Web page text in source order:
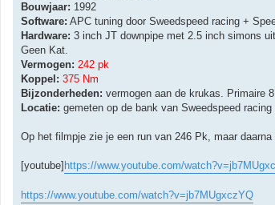
c
h
Bouwjaar: 1992
Software: APC tuning door Sweedspeed racing +
Hardware: 3 inch JT downpipe met 2.5 inch simons
Geen Kat.
Vermogen: 242 pk
Koppel: 375 Nm
Bijzonderheden: vermogen aan de krukas. Primaire
Locatie: gemeten op de bank van Sweedspeed racing
Op het filmpje zie je een run van 246 Pk, maar
[youtube] https://www.youtube.com/
https://www.youtube.com/watch?v=jb7MUgxczYQ